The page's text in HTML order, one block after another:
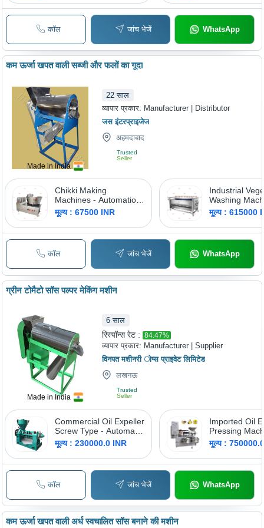
कॉल जांच भेजें WhatsApp
Made in India
कम ऊर्जा खपत वाली सब्जी और फलों का गूदा
22 साल
व्यापार प्रकार: Manufacturer | Distributor
जस इंटरप्राइजेज
अहमदाबाद
Trusted
Seller
Chikki Making
Machines - Automation
Grade: Semi Automatic
मूल्य : 67500 INR
Industrial
Washing
Automation
Semi
मूल्य : 615000
कॉल जांच भेजें WhatsApp
Made in India
ग्रीन टोमैटो सॉस पल्पर मेकिंग मशीन
6 साल
रिस्पॉन्स रेट : 84.47%
व्यापार प्रकार: Manufacturer | Supplier
विनपत मशीनरी ोप्स प्राइवेट लिमिटेड
लखनऊ
Trusted
Seller
Commercial Oil Expeller
Screw Type - Automatic
Grade: Semi-Automatic
मूल्य : 230000.0 INR
Imported Oil
Pressing
Automatic
Automatic
मूल्य :
कॉल जांच भेजें WhatsApp
कम ऊर्जा खपत वाली अर्ध स्वचालित सॉस बनाने की मशीन